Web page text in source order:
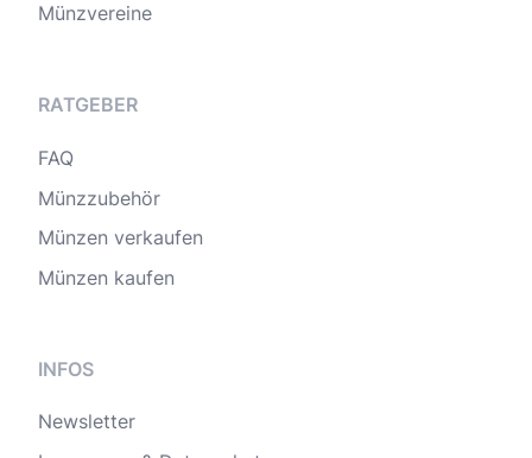
Münzvereine
RATGEBER
FAQ
Münzzubehör
Münzen verkaufen
Münzen kaufen
INFOS
Newsletter